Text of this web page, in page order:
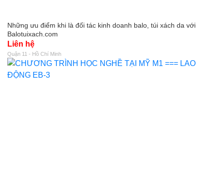
Những ưu điểm khi là đối tác kinh doanh balo, túi xách da với
Balotuixach.com
Liên hệ
Quận 11 - Hồ Chí Minh